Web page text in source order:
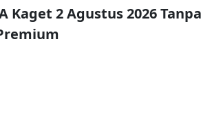
Kaget 2 Agustus 2026 Tanpa